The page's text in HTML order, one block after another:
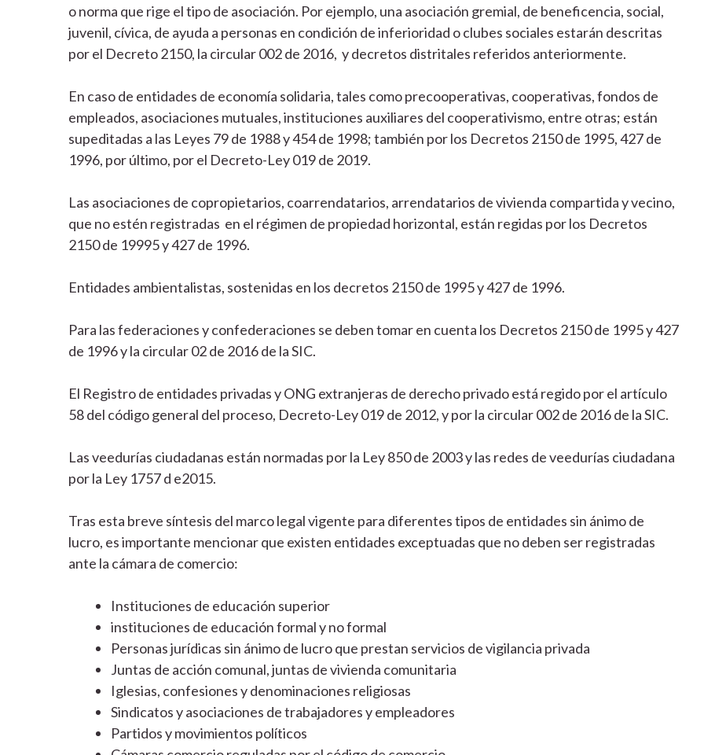
o norma que rige el tipo de asociación. Por ejemplo, una asociación gremial, de beneficencia, social,
juvenil, cívica, de ayuda a personas en condición de inferioridad o clubes sociales estarán descritas
por el Decreto 2150, la circular 002 de 2016, y decretos distritales referidos anteriormente.
En caso de entidades de economía solidaria, tales como precooperativas, cooperativas, fondos de
empleados, asociaciones mutuales, instituciones auxiliares del cooperativismo, entre otras; están
supeditadas a las Leyes 79 de 1988 y 454 de 1998; también por los Decretos 2150 de 1995, 427 de
1996, por último, por el Decreto-Ley 019 de 2019.
Las asociaciones de copropietarios, coarrendatarios, arrendatarios de vivienda compartida y vecino,
que no estén registradas en el régimen de propiedad horizontal, están regidas por los Decretos
2150 de 19995 y 427 de 1996.
Entidades ambientalistas, sostenidas en los decretos 2150 de 1995 y 427 de 1996.
Para las federaciones y confederaciones se deben tomar en cuenta los Decretos 2150 de 1995 y 427
de 1996 y la circular 02 de 2016 de la SIC.
El Registro de entidades privadas y ONG extranjeras de derecho privado está regido por el artículo
58 del código general del proceso, Decreto-Ley 019 de 2012, y por la circular 002 de 2016 de la SIC.
Las veedurías ciudadanas están normadas por la Ley 850 de 2003 y las redes de veedurías ciudadana
por la Ley 1757 d e2015.
Tras esta breve síntesis del marco legal vigente para diferentes tipos de entidades sin ánimo de
lucro, es importante mencionar que existen entidades exceptuadas que no deben ser registradas
ante la cámara de comercio:
Instituciones de educación superior
instituciones de educación formal y no formal
Personas jurídicas sin ánimo de lucro que prestan servicios de vigilancia privada
Juntas de acción comunal, juntas de vivienda comunitaria
Iglesias, confesiones y denominaciones religiosas
Sindicatos y asociaciones de trabajadores y empleadores
Partidos y movimientos políticos